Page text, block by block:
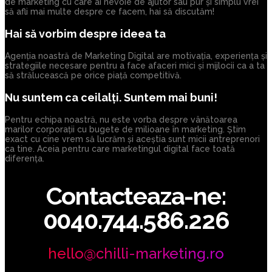
de marketing cu care ai nevoie de ajutor sau pur și simplu vrei
să afli mai multe despre ce facem, hai să discutăm!
Hai să vorbim despre ideea ta
Agenția noastră de Marketing Digital are motivația, experiența și
strategiile necesare pentru a face afaceri mici și mijlocii ca a ta
să strălucească pe orice piață competitivă.
Nu suntem ca ceilalți. Suntem mai buni!
Pentru echipa noastră, nu este vorba despre vânătoarea
marilor corporații cu bugete de milioane în marketing. Știm
exact cu cine vrem să lucrăm și aceștia sunt micii antreprenori
ca tine. Aceia pentru care marketingul digital face toată
diferența.
Contacteaza-ne:
0040.744.586.226
hello@chilli-marketing.ro